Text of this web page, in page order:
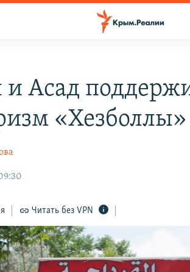
Асад
«Хезболлы»
Читать без VPN